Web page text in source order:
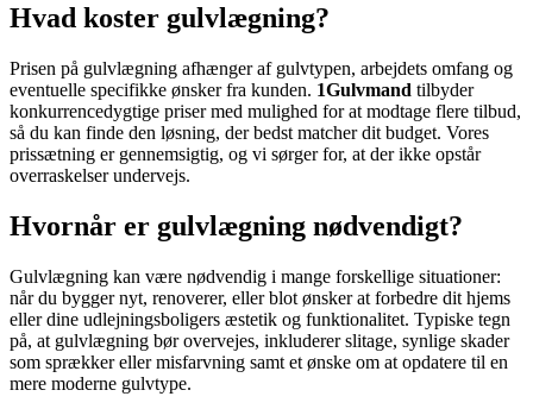
Hvad koster gulvlægning?
Prisen på gulvlægning afhænger af gulvtypen, arbejdets omfang og
eventuelle specifikke ønsker fra kunden. 1Gulvmand tilbyder
konkurrencedygtige priser med mulighed for at modtage flere tilbud,
så du kan finde den løsning, der bedst matcher dit budget. Vores
prissætning er gennemsigtig, og vi sørger for, at der ikke opstår
overraskelser undervejs.
Hvornår er gulvlægning nødvendigt?
Gulvlægning kan være nødvendig i mange forskellige situationer:
når du bygger nyt, renoverer, eller blot ønsker at forbedre dit hjems
eller dine udlejningsboligers æstetik og funktionalitet. Typiske tegn
på, at gulvlægning bør overvejes, inkluderer slitage, synlige skader
som sprækker eller misfarvning samt et ønske om at opdatere til en
mere moderne gulvtype.